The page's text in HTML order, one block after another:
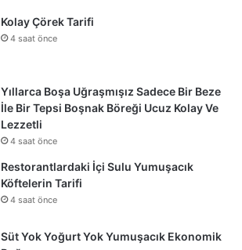
Kolay Çörek Tarifi
4 saat önce
Yıllarca Boşa Uğraşmışız Sadece Bir Beze
İle Bir Tepsi Boşnak Böreği Ucuz Kolay Ve
Lezzetli
4 saat önce
Restorantlardaki İçi Sulu Yumuşacık
Köftelerin Tarifi
4 saat önce
Süt Yok Yoğurt Yok Yumuşacık Ekonomik